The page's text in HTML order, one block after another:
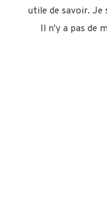
utile de savoir. Je
Il n'y a pas de